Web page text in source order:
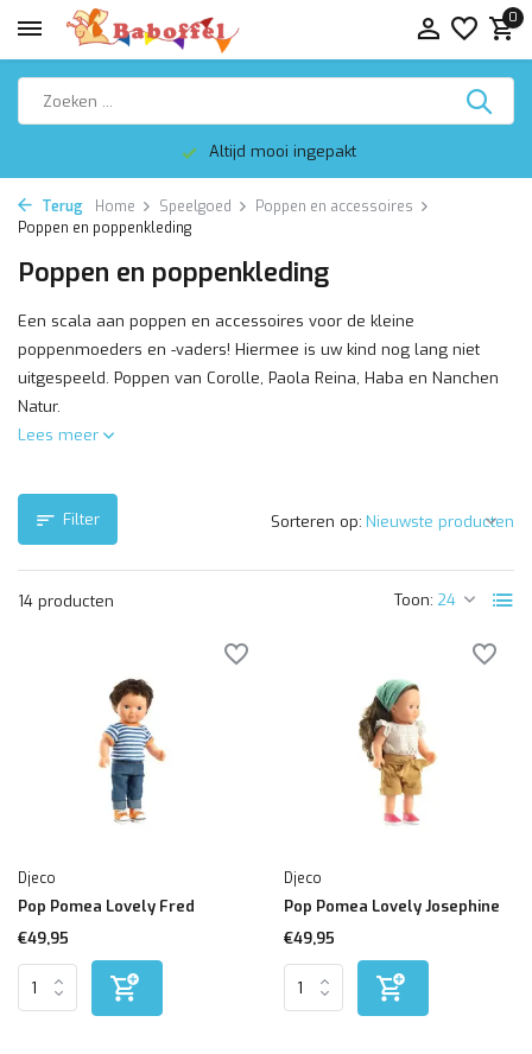
0
Altijd mooi ingepakt
Terug Home Speelgoed
Poppen en accessoires
Poppen en poppenkleding
Poppen en poppenkleding
Een scala aan poppen en accessoires voor de kleine
poppenmoeders en -vaders! Hiermee is uw kind nog lang niet
uitgespeeld. Poppen van Corolle, Paola Reina, Haba en Nanchen
Natur.
Lees meer
Filter
14 producten Toon:
Sorteren op:
Djeco
Pop Pomea Lovely Fred
€49,95
Djeco
Pop Pomea Lovely Josephine
€49,95